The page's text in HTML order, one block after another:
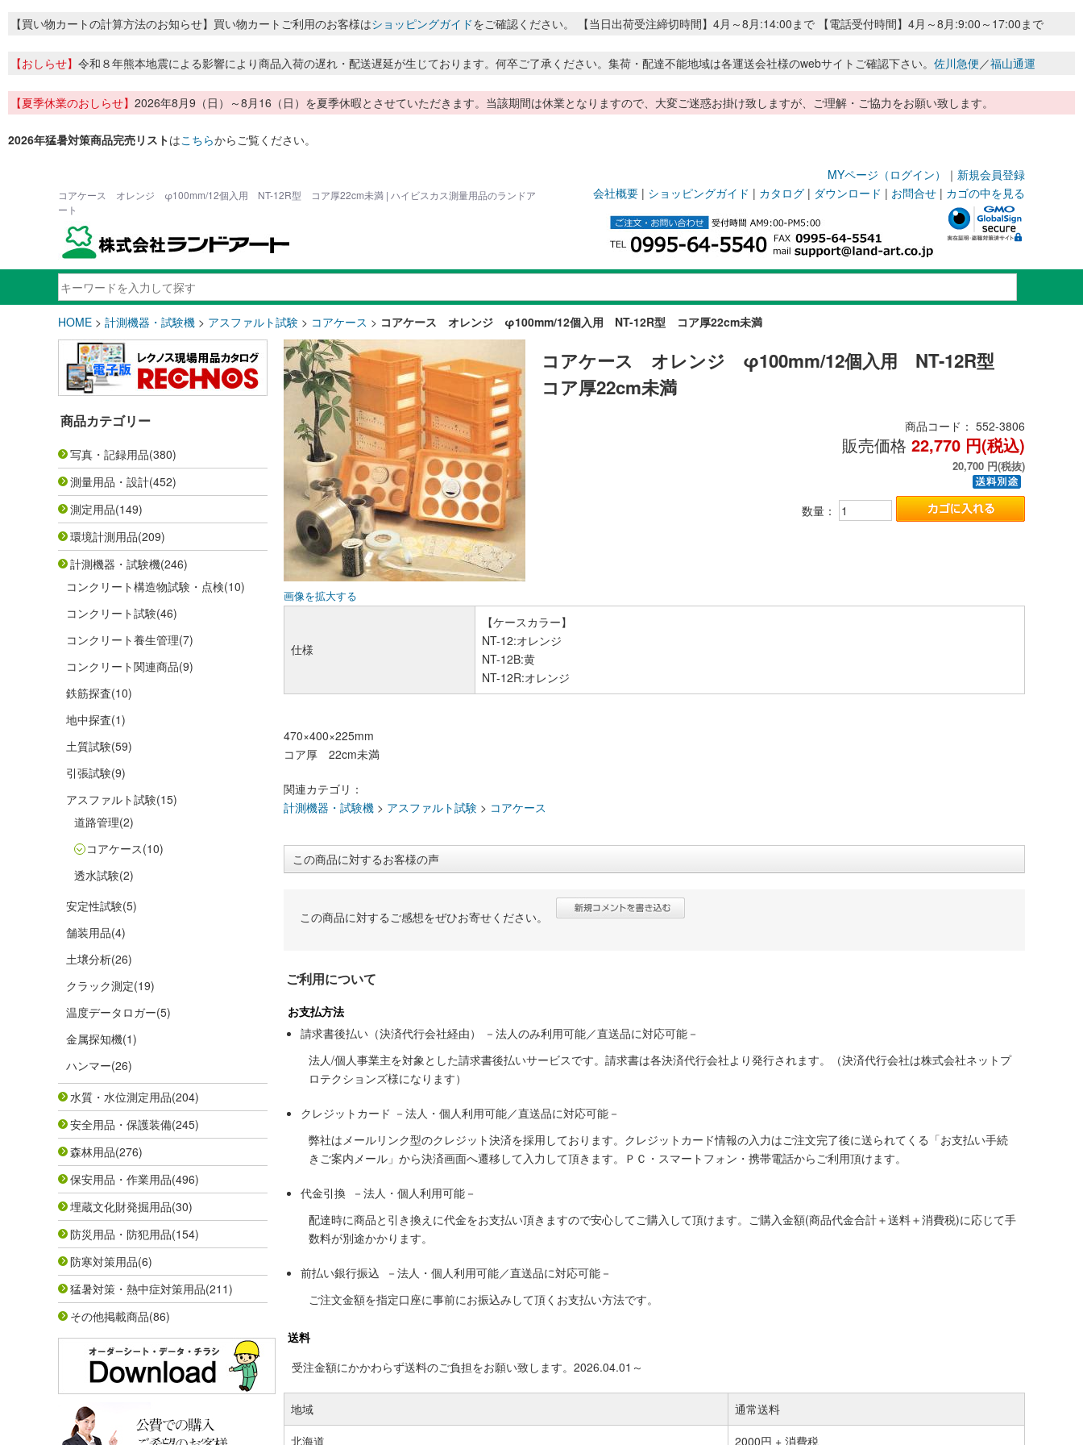
【買い物カートの計算方法のお知らせ】買い物カートご利用のお客様はショッピングガイドをご確認ください。 【当日出荷受注締切時間】4月～8月:14:00まで 【電話受付時間】4月～8月:9:00～17:00まで
【おしらせ】 令和８年熊本地震による影響により商品入荷の遅れ・配送遅延が生じております。何卒ご了承ください。集荷・配達不能地域は各運送会社様のwebサイトご確認下さい。 佐川急便／福山通運
【夏季休業のおしらせ】 2026年8月9（日）～8月16（日）を夏季休暇とさせていただきます。当該期間は休業となりますので、大変ご迷惑お掛け致しますが、ご理解・ご協力をお願い致します。
2026年猛暑対策商品完売リストはこちらからご覧ください。
MYページ（ログイン） ｜ 新規会員登録
コアケース オレンジ φ100mm/12個入用 NT-12R型 コア厚22cm未満 | ハイビスカス測量用品のランドア
ート
会社概要 | ショッピングガイド | カタログ | ダウンロード | お問合せ | カゴの中を見る
HOME > 計測機器・試験機 > アスファルト試験 > コアケース > コアケース オレンジ φ100mm/12個入用 NT-12R型 コア厚22cm未満
商品カテゴリー
写真・記録用品(380)
測量用品・設計(452)
測定用品(149)
環境計測用品(209)
計測機器・試験機(246)
コンクリート構造物試験・点検(10)
コンクリート試験(46)
コンクリート養生管理(7)
コンクリート関連商品(9)
鉄筋探査(10)
地中探査(1)
土質試験(59)
引張試験(9)
アスファルト試験(15)
道路管理(2)
コアケース(10)
透水試験(2)
安定性試験(5)
舗装用品(4)
土壌分析(26)
クラック測定(19)
温度データロガー(5)
金属探知機(1)
ハンマー(26)
水質・水位測定用品(204)
安全用品・保護装備(245)
森林用品(276)
保安用品・作業用品(496)
埋蔵文化財発掘用品(30)
防災用品・防犯用品(154)
防寒対策用品(6)
猛暑対策・熱中症対策用品(211)
その他掲載商品(86)
画像を拡大する
コアケース オレンジ φ100mm/12個入用 NT-12R型
コア厚22cm未満
商品コード： 552-3806
販売価格 22,770 円(税込)
20,700 円(税抜)
数量：
仕様
【ケースカラー】
NT-12:オレンジ
NT-12B:黄
NT-12R:オレンジ
470×400×225mm
コア厚 22cm未満
関連カテゴリ：
計測機器・試験機 > アスファルト試験 > コアケース
この商品に対するお客様の声
この商品に対するご感想をぜひお寄せください。
ご利用について
お支払方法
請求書後払い（決済代行会社経由） －法人のみ利用可能／直送品に対応可能－
法人/個人事業主を対象とした請求書後払いサービスです。請求書は各決済代行会社より発行されます。（決済代行会社は株式会社ネットプ
ロテクションズ様になります）
クレジットカード －法人・個人利用可能／直送品に対応可能－
弊社はメールリンク型のクレジット決済を採用しております。クレジットカード情報の入力はご注文完了後に送られてくる「お支払い手続
きご案内メール」から決済画面へ遷移して入力して頂きます。ＰＣ・スマートフォン・携帯電話からご利用頂けます。
代金引換 －法人・個人利用可能－
配達時に商品と引き換えに代金をお支払い頂きますので安心してご購入して頂けます。ご購入金額(商品代金合計＋送料＋消費税)に応じて手
数料が別途かかります。
前払い銀行振込 －法人・個人利用可能／直送品に対応可能－
ご注文金額を指定口座に事前にお振込みして頂くお支払い方法です。
送料
受注金額にかかわらず送料のご負担をお願い致します。2026.04.01～
地域
通常送料
北海道
2000円 + 消費税